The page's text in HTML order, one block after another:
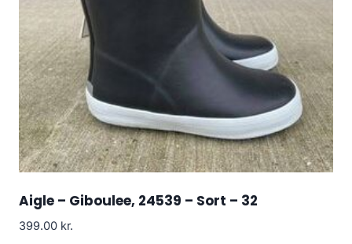
Aigle – Giboulee, 24539 – Sort – 32
399.00 kr.